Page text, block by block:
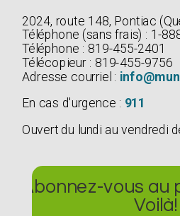
2024, route 148, Pontiac
Téléphone (sans frais) : 1-
Téléphone : 819-455-2401
Télécopieur : 819-455-9756
Adresse courriel :
En cas d'urgence : 911
Ouvert du lundi au vendredi
Abonnez-vous au
Voilà!